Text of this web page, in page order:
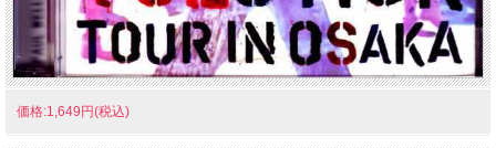
価格:1,649円(税込)